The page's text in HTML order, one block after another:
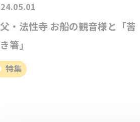
・法性寺 お船の観音様と「苦
箸」
特集